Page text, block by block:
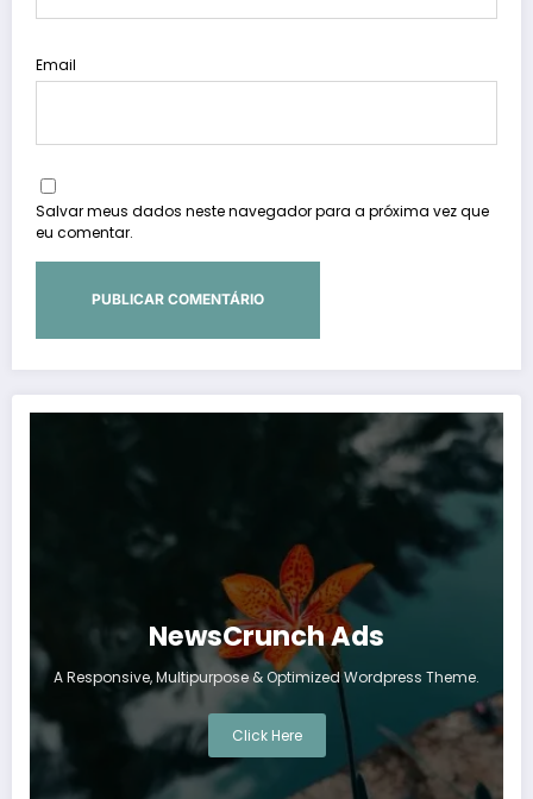
Email
Salvar meus dados neste navegador para a próxima vez que
eu comentar.
NewsCrunch Ads
A Responsive, Multipurpose & Optimized Wordpress Theme.
Click Here